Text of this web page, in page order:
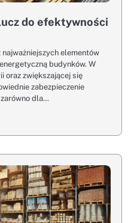
do efektywności
elementów
budynków. W
oraz zwiększającej się
zabezpieczenie
dla…